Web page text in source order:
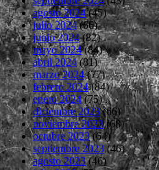
agosto 2024(45)
julio 2024(66)
junio 2024(82)
mayo 2024(84)
abril 2024(81)
marzo 2024(77)
febrero 2024(84)
enero 2024(75)
diciembre 2023(66)
noviembre 2023(68)
octubre 2023(64)
septiembre 2023(46)
agosto 2023(46)